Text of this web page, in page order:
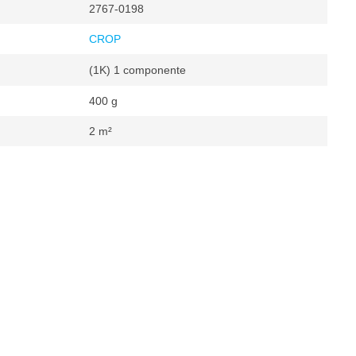
2767-0198
CROP
(1K) 1 componente
400 g
2 m²